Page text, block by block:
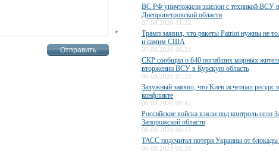
*
ВС РФ уничтожили эшелон с техникой ВСУ в
Днепропетровской области
07.08.2026 11:22
Трамп заявил, что ракеты Patriot нужны не
и самим США
07.08.2026 06:21
СКР сообщил о 640 погибших мирных
вторжении ВСУ в Курскую область
06.08.2026 07:50
Залужный заявил, что Киев исчерпал ресурс
конфликте
06.08.2026 06:42
Российские войска взяли под контроль село
Запорожской области
06.08.2026 06:32
ТАСС подсчитал потери Украины от блокады
06.08.2026 06:28